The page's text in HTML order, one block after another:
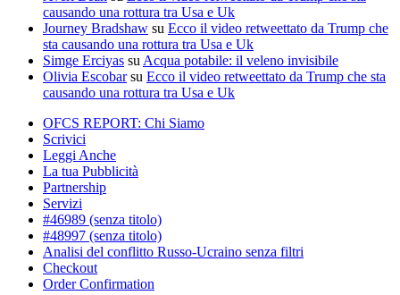
causando una rottura tra Usa e Uk
Journey Bradshaw su Ecco il video retweettato da Trump che
sta causando una rottura tra Usa e Uk
Simge Erciyas su Acqua potabile: il veleno invisibile
Olivia Escobarsu Ecco il video retweettato da Trump che sta
causando una rottura tra Usa e Uk
OFCS REPORT: Chi Siamo
Scrivici
Leggi Anche
La tua Pubblicità
Partnership
Servizi
#46989 (senza titolo)
#48997 (senza titolo)
Analisi del conflitto Russo-Ucraino senza filtri
Checkout
Order Confirmation